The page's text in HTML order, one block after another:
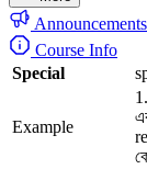
Announcements
Course Info
Special
Example